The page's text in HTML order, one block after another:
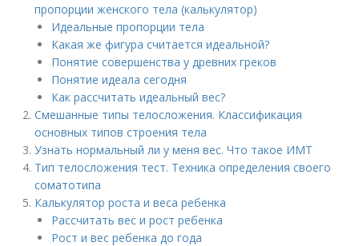
пропорции женского тела (калькулятор)
Идеальные пропорции тела
Какая же фигура считается идеальной?
Понятие совершенства у древних греков
Понятие идеала сегодня
Как рассчитать идеальный вес?
Смешанные типы телосложения. Классификация
основных типов строения тела
Узнать нормальный ли у меня вес. Что такое ИМТ
Тип телосложения тест. Техника определения своего
соматотипа
Калькулятор роста и веса ребенка
Рассчитать вес и рост ребенка
Рост и вес ребенка до года